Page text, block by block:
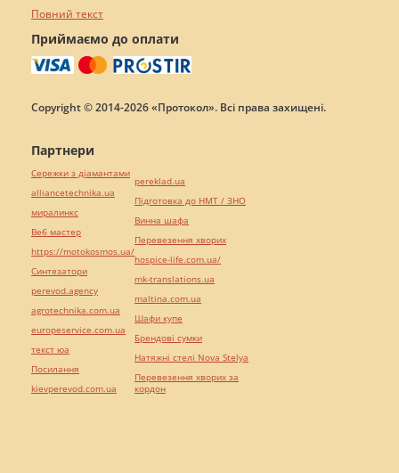
Повний текст
Приймаємо до оплати
Copyright © 2014-2026 «Протокол». Всі права захищені.
Партнери
Сережки з діамантами
alliancetechnika.ua
миралинкс
Веб мастер
https://motokosmos.ua/
Синтезатори
perevod.agency
agrotechnika.com.ua
europeservice.com.ua
текст юа
Посилання
kievperevod.com.ua
pereklad.ua
Підготовка до НМТ / ЗНО
Винна шафа
Перевезення хворих
hospice-life.com.ua/
mk-translations.ua
maltina.com.ua
Шафи купе
Брендові сумки
Натяжні стелі Nova Stelya
Перевезення хворих за
кордон